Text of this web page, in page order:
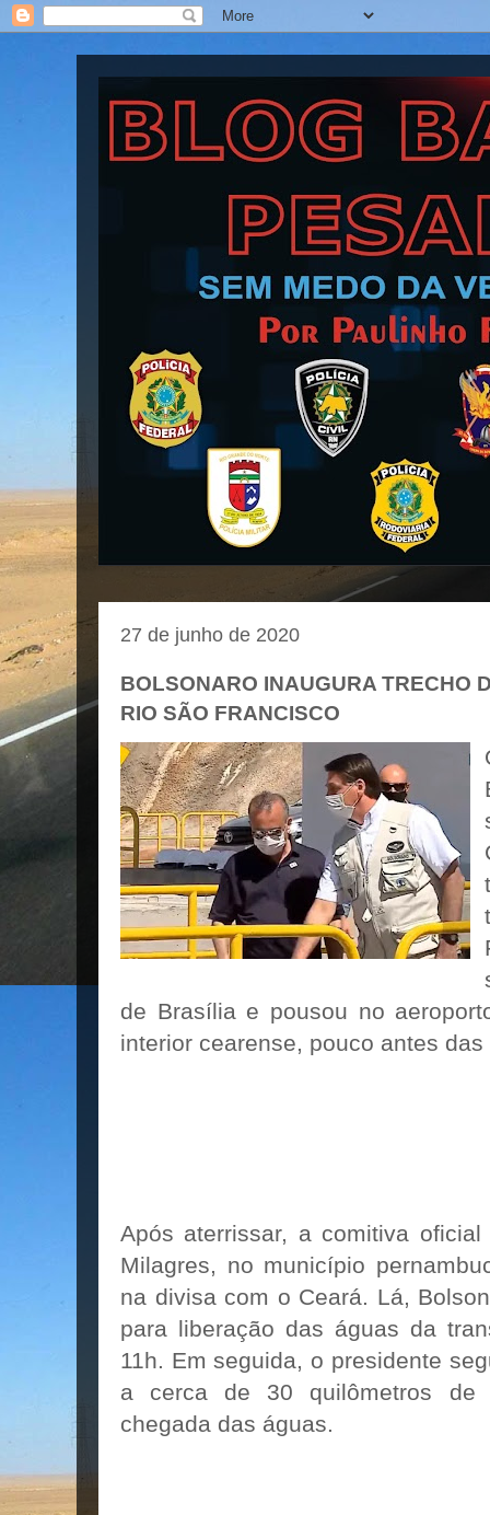
Blog Barra Pesada
27 de junho de 2020
BOLSONARO INAUGURA TRECHO
RIO SÃO FRANCISCO
de Brasília e pousou no
interior cearense, pouco antes das
Após aterrissar, a comitiva
Milagres, no município
na divisa com o Ceará. Lá,
para liberação das águas da
11h. Em seguida, o presidente
a cerca de 30 quilômetros de
chegada das águas.